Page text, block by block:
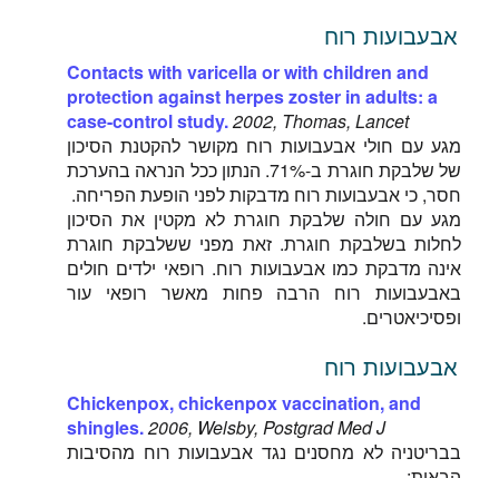
אבעבועות רוח
Contacts with varicella or with children and
protection against herpes zoster in adults: a
case-control study.2002, Thomas, Lancet
מגע עם חולי אבעבועות רוח מקושר להקטנת הסיכון
של שלבקת חוגרת ב-71%. הנתון ככל הנראה בהערכת
חסר, כי אבעבועות רוח מדבקות לפני הופעת הפריחה.
מגע עם חולה שלבקת חוגרת לא מקטין את הסיכון
לחלות בשלבקת חוגרת. זאת מפני ששלבקת חוגרת
אינה מדבקת כמו אבעבועות רוח. רופאי ילדים חולים
באבעבועות רוח הרבה פחות מאשר רופאי עור
ופסיכיאטרים.
אבעבועות רוח
Chickenpox, chickenpox vaccination, and
shingles.2006, Welsby, Postgrad Med J
בבריטניה לא מחסנים נגד אבעבועות רוח מהסיבות